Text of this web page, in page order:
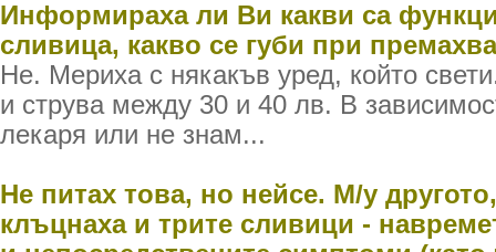
Информираха ли Ви какви са
сливица, какво се губи при
Не. Мериха с някакъв уред, който
и струва между 30 и 40 лв. В
лекаря или не знам...
Не питах това, но нейсе. М/у
клъцнаха и трите сливици -